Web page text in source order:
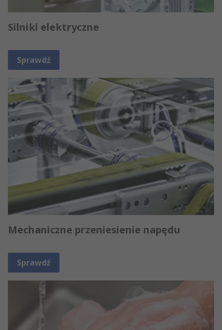
Silniki elektryczne
Sprawdź
Mechaniczne przeniesienie napędu
Sprawdź